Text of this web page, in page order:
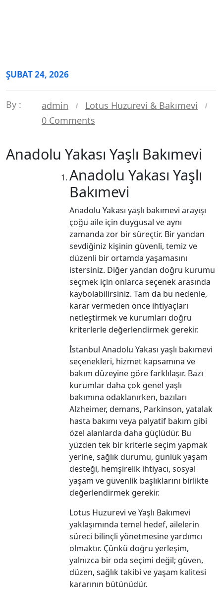
ŞUBAT 24, 2026
By : admin
Lotus Huzurevi & Bakımevi
0 Comments
Anadolu Yakası Yaşlı Bakımevi
Anadolu Yakası Yaşlı
Bakımevi
Anadolu Yakası yaşlı bakımevi arayışı
çoğu aile için duygusal ve aynı
zamanda zor bir süreçtir. Bir yandan
sevdiğiniz kişinin güvenli, temiz ve
düzenli bir ortamda yaşamasını
istersiniz. Diğer yandan doğru kurumu
seçmek için onlarca seçenek arasında
kaybolabilirsiniz. Tam da bu nedenle,
karar vermeden önce ihtiyaçları
netleştirmek ve kurumları doğru
kriterlerle değerlendirmek gerekir.
İstanbul Anadolu Yakası yaşlı bakımevi
seçenekleri, hizmet kapsamına ve
bakım düzeyine göre farklılaşır. Bazı
kurumlar daha çok genel yaşlı
bakımına odaklanırken, bazıları
Alzheimer, demans, Parkinson, yatalak
hasta bakımı veya palyatif bakım gibi
özel alanlarda daha güçlüdür. Bu
yüzden tek bir kriterle seçim yapmak
yerine, sağlık durumu, günlük yaşam
desteği, hemşirelik ihtiyacı, sosyal
yaşam ve güvenlik başlıklarını birlikte
değerlendirmek gerekir.
Lotus Huzurevi ve Yaşlı Bakımevi
yaklaşımında temel hedef, ailelerin
süreci bilinçli yönetmesine yardımcı
olmaktır. Çünkü doğru yerleşim,
yalnızca bir oda seçimi değil; güven,
düzen, sağlık takibi ve yaşam kalitesi
kararının bütünüdür.